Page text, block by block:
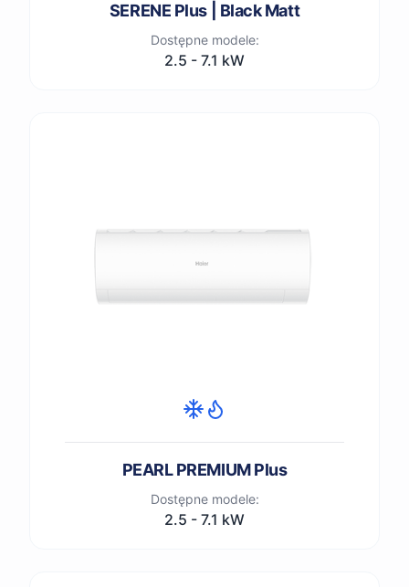
SERENE Plus | Black Matt
Dostępne modele:
2.5 - 7.1 kW
PEARL PREMIUM Plus
Dostępne modele:
2.5 - 7.1 kW